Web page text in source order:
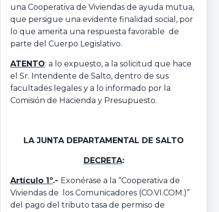
una Cooperativa de Viviendas de ayuda mutua,
que persigue una evidente finalidad social, por
lo que amerita una respuesta favorable de
parte del Cuerpo Legislativo.
ATENTO: a lo expuesto, a la solicitud que hace
el Sr. Intendente de Salto, dentro de sus
facultades legales y a lo informado por la
Comisión de Hacienda y Presupuesto.
LA JUNTA DEPARTAMENTAL DE SALTO
DECRETA:
Artículo 1º.- Exonérase a la “Cooperativa de
Viviendas de los Comunicadores (CO.VI.COM.)”
del pago del tributo tasa de permiso de